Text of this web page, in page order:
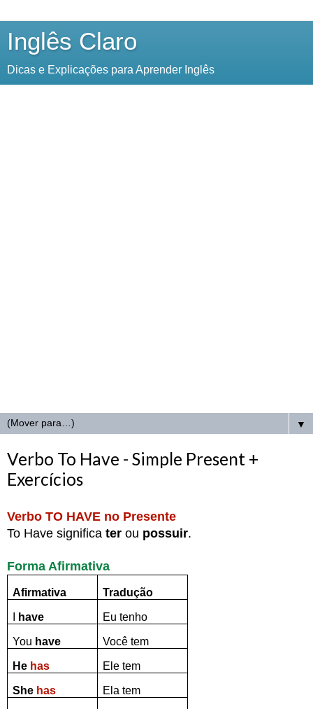
Inglês Claro
Dicas e Explicações para Aprender Inglês
▼
Verbo To Have - Simple Present +
Exercícios
Verbo TO HAVE no Presente
To Have significa ter ou possuir.
Forma Afirmativa
Afirmativa Tradução
have Eu tenho
You have Você tem
He has Ele tem
She has Ela tem